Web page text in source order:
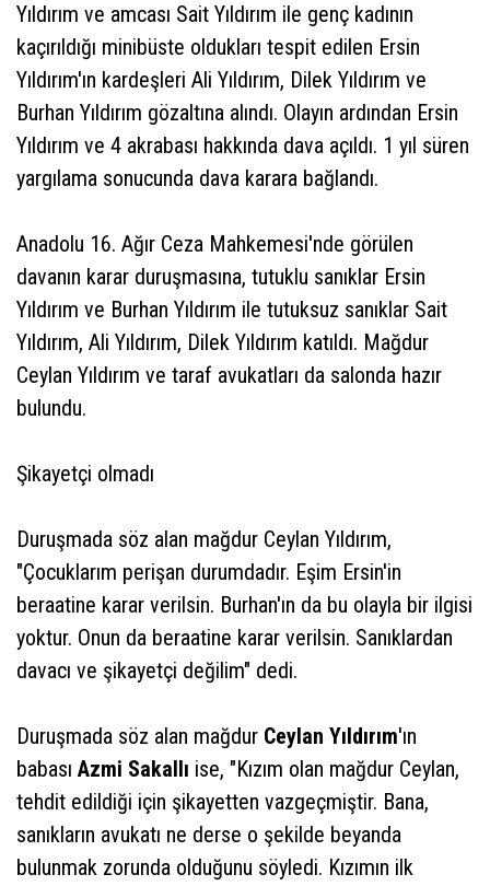
Yıldırım ve amcası Sait Yıldırım ile genç kadının
kaçırıldığı minibüste oldukları tespit edilen Ersin
Yıldırım'ın kardeşleri Ali Yıldırım, Dilek Yıldırım ve
Burhan Yıldırım gözaltına alındı. Olayın ardından Ersin
Yıldırım ve 4 akrabası hakkında dava açıldı. 1 yıl süren
yargılama sonucunda dava karara bağlandı.
Anadolu 16. Ağır Ceza Mahkemesi'nde görülen
davanın karar duruşmasına, tutuklu sanıklar Ersin
Yıldırım ve Burhan Yıldırım ile tutuksuz sanıklar Sait
Yıldırım, Ali Yıldırım, Dilek Yıldırım katıldı. Mağdur
Ceylan Yıldırım ve taraf avukatları da salonda hazır
bulundu.
Şikayetçi olmadı
Duruşmada söz alan mağdur Ceylan Yıldırım,
"Çocuklarım perişan durumdadır. Eşim Ersin'in
beraatine karar verilsin. Burhan'ın da bu olayla bir ilgisi
yoktur. Onun da beraatine karar verilsin. Sanıklardan
davacı ve şikayetçi değilim" dedi.
Duruşmada söz alan mağdur Ceylan Yıldırım'ın
babası Azmi Sakallı ise, "Kızım olan mağdur Ceylan,
tehdit edildiği için şikayetten vazgeçmiştir. Bana,
sanıkların avukatı ne derse o şekilde beyanda
bulunmak zorunda olduğunu söyledi. Kızımın ilk